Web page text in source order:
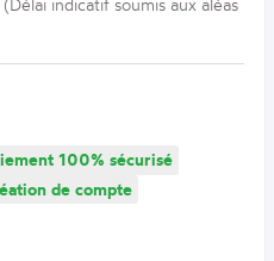
indicatif soumis aux aléas
100% sécurisé
de compte